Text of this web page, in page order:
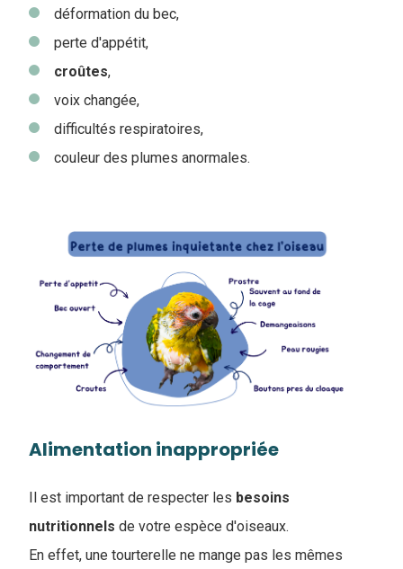
déformation du bec,
perte d'appétit,
croûtes,
voix changée,
difficultés respiratoires,
couleur des plumes anormales.
Alimentation inappropriée
Il est important de respecter les besoins
nutritionnels de votre espèce d'oiseaux.
En effet, une tourterelle ne mange pas les mêmes